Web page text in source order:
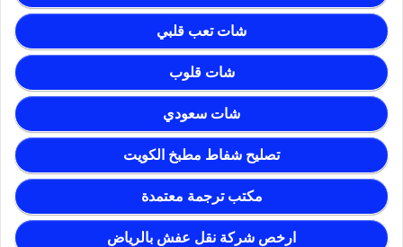
شات تعب قلبي
شات قلوب
شات سعودي
تصليح شفاط مطبخ الكويت
مكتب ترجمة معتمدة
ارخص شركة نقل عفش بالرياض